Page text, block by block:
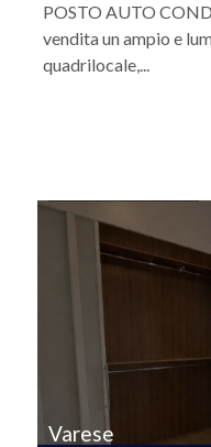
POSTO AUTO
vendita un ampio e
quadrilocale,...
Varese